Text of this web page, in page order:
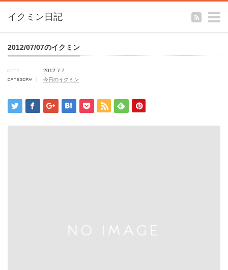
イクミン日記
2012/07/07のイクミン
2012-7-7
今日のイクミン